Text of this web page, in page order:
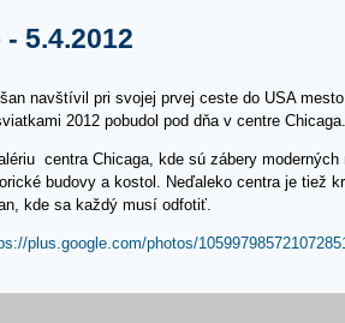
5.4.2012
navštívil pri svojej prvej ceste do USA
2012 pobudol pod dňa v centre Chicaga.
centra Chicaga, kde sú zábery
budovy a kostol. Neďaleko centra je tiež
kde sa každý musí odfotiť.
plus.google.com/photos/